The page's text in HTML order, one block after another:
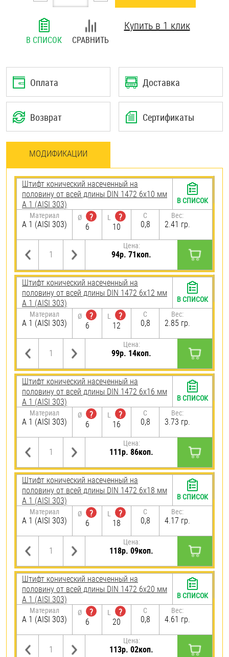
Штифты и пальцы
В СПИСОК СРАВНИТЬ
Купить в 1 клик
Оплата Доставка
Возврат Сертификаты
МОДИФИКАЦИИ
Штифт конический насеченный на
половину от всей длины DIN 1472 6х10 мм
А 1 (AISI 303)
Материал
А 1 (AISI 303)
Ø
?
6
L
?
10
C
0,8
Вес:
2.41 гр.
Цена:
94р. 71коп.
В СПИСОК
Штифт конический насеченный на
половину от всей длины DIN 1472 6х12 мм
А 1 (AISI 303)
Материал
А 1 (AISI 303)
Ø
?
6
L
?
12
C
0,8
Вес:
2.85 гр.
Цена:
99р. 14коп.
В СПИСОК
Штифт конический насеченный на
половину от всей длины DIN 1472 6х16 мм
А 1 (AISI 303)
Материал
А 1 (AISI 303)
Ø
?
6
L
?
16
C
0,8
Вес:
3.73 гр.
Цена:
111р. 86коп.
В СПИСОК
Штифт конический насеченный на
половину от всей длины DIN 1472 6х18 мм
А 1 (AISI 303)
Материал
А 1 (AISI 303)
Ø
?
6
L
?
18
C
0,8
Вес:
4.17 гр.
Цена:
118р. 09коп.
В СПИСОК
Штифт конический насеченный на
половину от всей длины DIN 1472 6х20 мм
А 1 (AISI 303)
Материал
А 1 (AISI 303)
Ø
?
6
L
?
20
C
0,8
Вес:
4.61 гр.
Цена:
113р. 02коп.
В СПИСОК